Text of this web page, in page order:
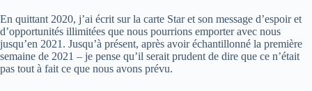
En quittant 2020, j’ai écrit sur la carte Star et son message d’espoir et
d’opportunités illimitées que nous pourrions emporter avec nous
jusqu’en 2021. Jusqu’à présent, après avoir échantillonné la première
semaine de 2021 – je pense qu’il serait prudent de dire que ce n’était
pas tout à fait ce que nous avons prévu.